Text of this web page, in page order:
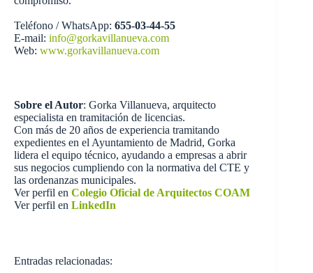
Teléfono / WhatsApp: 655-03-44-55
E-mail: info@gorkavillanueva.com
Web: www.gorkavillanueva.com
Sobre el Autor: Gorka Villanueva, arquitecto
especialista en tramitación de licencias.
Con más de 20 años de experiencia tramitando
expedientes en el Ayuntamiento de Madrid, Gorka
lidera el equipo técnico, ayudando a empresas a abrir
sus negocios cumpliendo con la normativa del CTE y
las ordenanzas municipales.
Ver perfil en Colegio Oficial de Arquitectos COAM
Ver perfil en LinkedIn
Entradas relacionadas: